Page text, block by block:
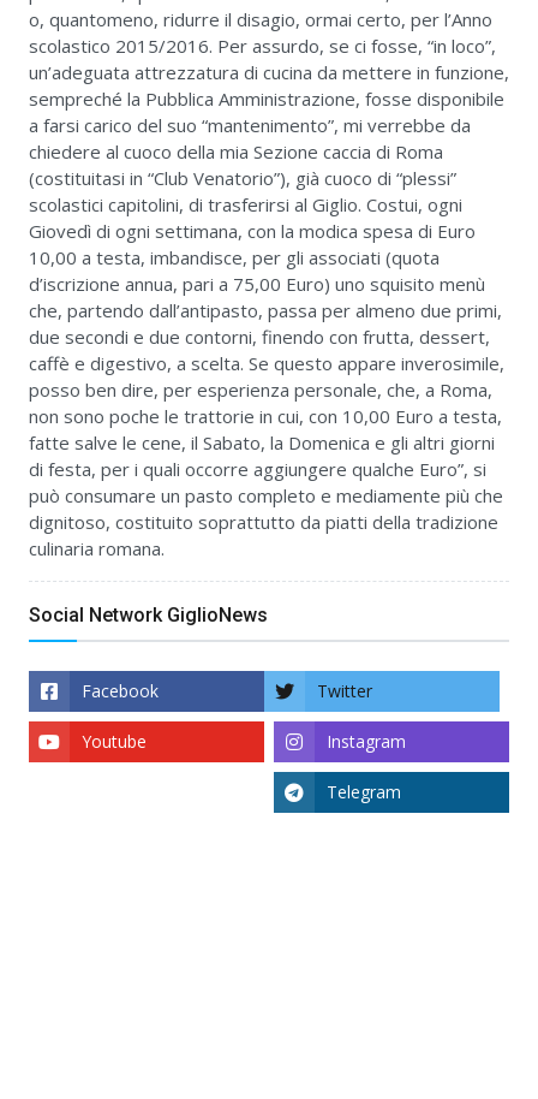
o, quantomeno, ridurre il disagio, ormai certo, per l’Anno
scolastico 2015/2016. Per assurdo, se ci fosse, “in loco”,
un’adeguata attrezzatura di cucina da mettere in funzione,
sempreché la Pubblica Amministrazione, fosse disponibile
a farsi carico del suo “mantenimento”, mi verrebbe da
chiedere al cuoco della mia Sezione caccia di Roma
(costituitasi in “Club Venatorio”), già cuoco di “plessi”
scolastici capitolini, di trasferirsi al Giglio. Costui, ogni
Giovedì di ogni settimana, con la modica spesa di Euro
10,00 a testa, imbandisce, per gli associati (quota
d’iscrizione annua, pari a 75,00 Euro) uno squisito menù
che, partendo dall’antipasto, passa per almeno due primi,
due secondi e due contorni, finendo con frutta, dessert,
caffè e digestivo, a scelta. Se questo appare inverosimile,
posso ben dire, per esperienza personale, che, a Roma,
non sono poche le trattorie in cui, con 10,00 Euro a testa,
fatte salve le cene, il Sabato, la Domenica e gli altri giorni
di festa, per i quali occorre aggiungere qualche Euro”, si
può consumare un pasto completo e mediamente più che
dignitoso, costituito soprattutto da piatti della tradizione
culinaria romana.
Social Network GiglioNews
Facebook Twitter
Instagram
Youtube
Telegram